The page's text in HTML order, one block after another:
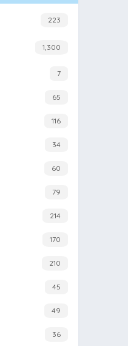
223
1,300
7
65
116
34
60
79
214
170
210
45
49
36